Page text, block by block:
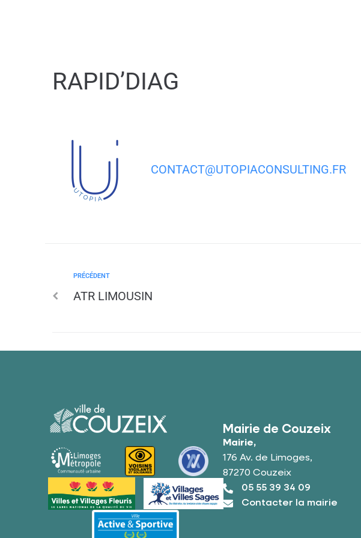
RAPID’DIAG
CONTACT@UTOPIACONSULTING.FR
PRÉCÉDENT
ATR LIMOUSIN
Mairie de Couzeix
Mairie,
176 Av. de Limoges,
87270 Couzeix
05 55 39 34 09
Contacter la mairie